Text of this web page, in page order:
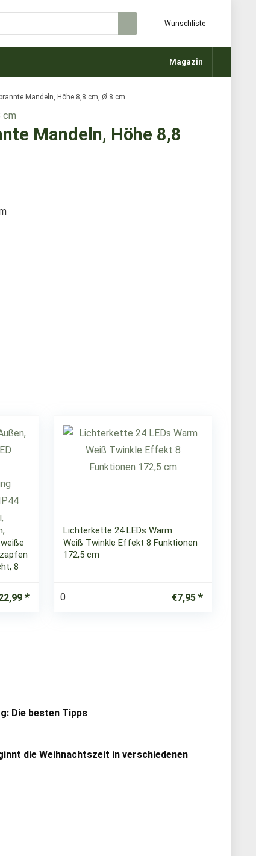
Wunschliste
Magazin
Mandeln, Höhe 8,8 cm, Ø 8 cm
Mandeln, Höhe 8,8
8
Lichterkette 24 LEDs Warm
Weiß Twinkle Effekt 8 Funktionen
172,5 cm
0 €7,95
Die besten Tipps
die Weihnachtszeit in verschiedenen